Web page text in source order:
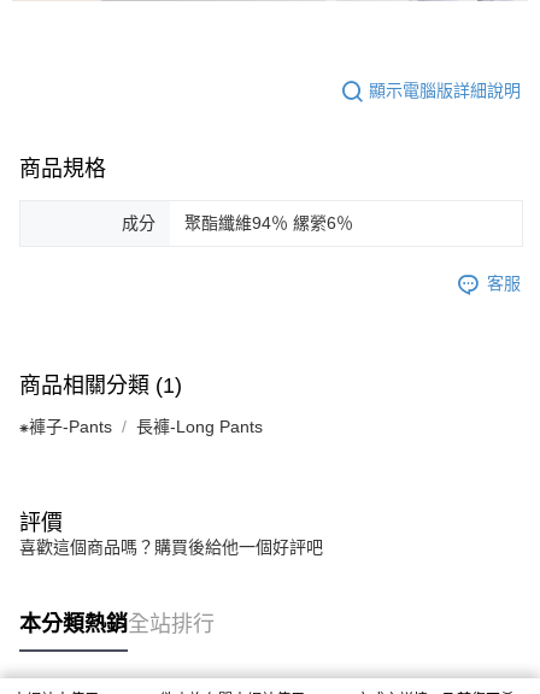
顯示電腦版詳細說明
商品規格
成分 聚酯纖維94％ 縲縈6％
客服
商品相關分類 (1)
⁕褲子-Pants 長褲-Long Pants
評價
喜歡這個商品嗎？購買後給他一個好評吧
本分類熱銷全站排行